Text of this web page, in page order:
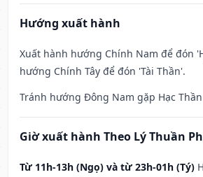
Hướng xuất hành
Xuất hành hướng Chính Nam để đón
hướng Chính Tây để đón 'Tài Thần'.
Tránh hướng Đông Nam gặp Hạc
Giờ xuất hành Theo Lý Thuần
Từ 11h-13h (Ngọ) và từ 23h-01h (Tý)